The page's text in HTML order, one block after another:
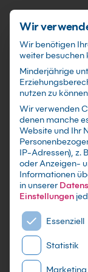
Förderungen
Zurück zum
Anfrage
Windows
Einführung
Schulungsdetails
Wir
Wir benötigen
weiter besuchen
Minderjährige
nutzen zu
Wir verwenden
denen manche
Website und Ihr
IP-Adressen), z.
oder Anzeigen-
Informationen
in unserer
Einstellungen
Es folgt eine
Essenziell
Statistik
Marketing